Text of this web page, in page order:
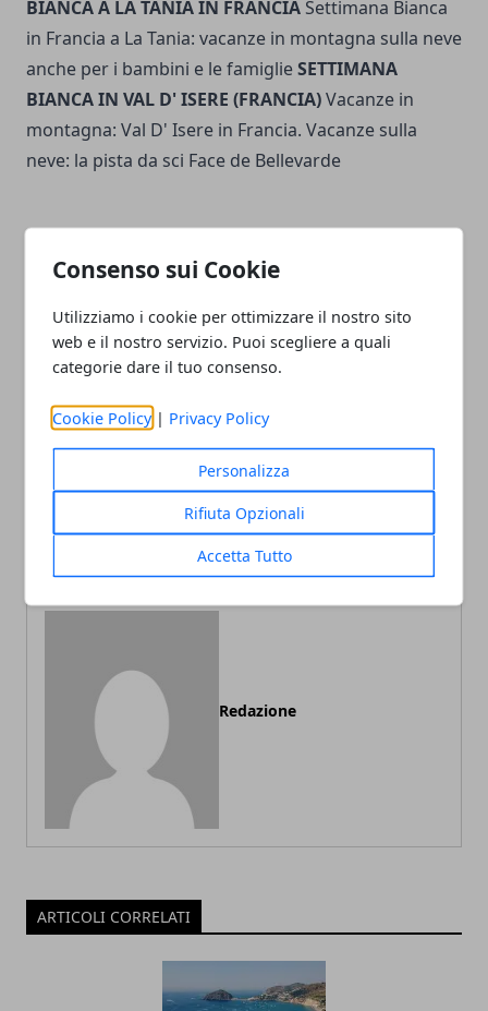
Consenso sui Cookie
Utilizziamo i cookie per ottimizzare il nostro sito
web e il nostro servizio. Puoi scegliere a quali
categorie dare il tuo consenso.
Cookie Policy | Privacy Policy
Personalizza
Rifiuta Opzionali
Accetta Tutto
BIANCA A LA TANIA IN FRANCIA Settimana Bianca
in Francia a La Tania: vacanze in montagna sulla neve
anche per i bambini e le famiglieSETTIMANA
BIANCA IN VAL D' ISERE (FRANCIA)Vacanze in
montagna: Val D' Isere in Francia. Vacanze sulla
neve: la pista da sci Face de Bellevarde
Articolo Precedente
Viaggio nel deserto del
Sahara in Marocco (Africa
settentrionale): dove e
quando andare nel deserto
Vacanze alle Maldive:
itinerari di viaggio negli
atolli delle Maldive - Guida
Maldive
Redazione
ARTICOLI CORRELATI